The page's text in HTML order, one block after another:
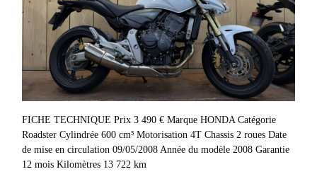
FICHE TECHNIQUE Prix 3 490 € Marque HONDA Catégorie
Roadster Cylindrée 600 cm³ Motorisation 4T Chassis 2 roues Date
de mise en circulation 09/05/2008 Année du modèle 2008 Garantie
12 mois Kilomètres 13 722 km